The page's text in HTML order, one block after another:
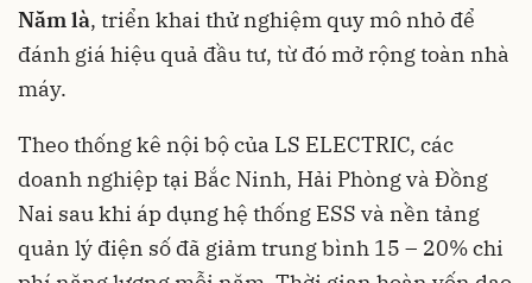
Năm là, triển khai thử nghiệm quy mô nhỏ để
đánh giá hiệu quả đầu tư, từ đó mở rộng toàn nhà
máy.
Theo thống kê nội bộ của LS ELECTRIC, các
doanh nghiệp tại Bắc Ninh, Hải Phòng và Đồng
Nai sau khi áp dụng hệ thống ESS và nền tảng
quản lý điện số đã giảm trung bình 15 – 20% chi